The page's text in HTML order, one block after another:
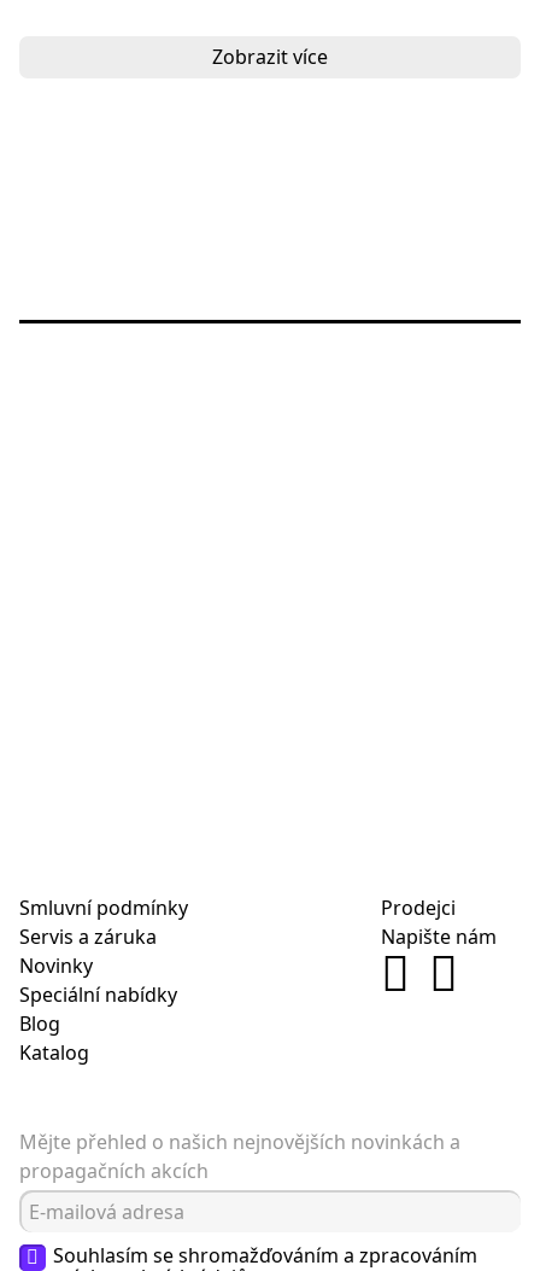
Zobrazit více
Smluvní podmínky
Servis a záruka
Novinky
Speciální nabídky
Blog
Katalog
Prodejci
Napište nám
Mějte přehled o našich nejnovějších novinkách a
propagačních akcích
Souhlasím se shromažďováním a zpracováním